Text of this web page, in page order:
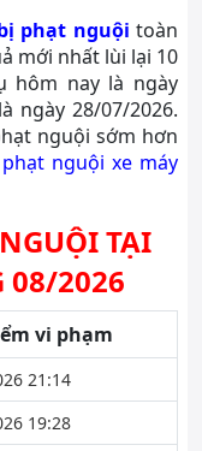
phạt nguội toàn
mới nhất lùi lại 10
hôm nay là ngày
ngày 28/07/2026.
nguội sớm hơn
nguội xe máy
TẠI
08/2026
vi phạm
21:14
19:28